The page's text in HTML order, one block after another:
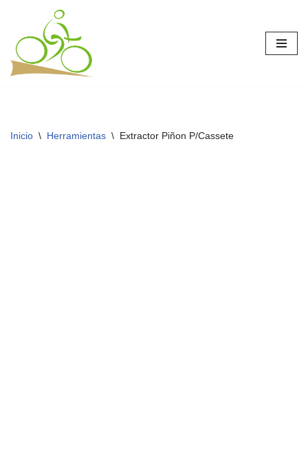
Saltar
al
contenido
Inicio \ Herramientas \ Extractor Piñon P/Cassete